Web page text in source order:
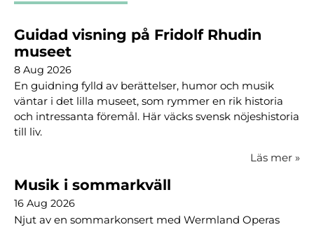
Guidad visning på Fridolf Rhudin
museet
8 Aug 2026
En guidning fylld av berättelser, humor och musik
väntar i det lilla museet, som rymmer en rik historia
och intressanta föremål. Här väcks svensk nöjeshistoria
till liv.
Läs mer »
Musik i sommarkväll
16 Aug 2026
Njut av en sommarkonsert med Wermland Operas